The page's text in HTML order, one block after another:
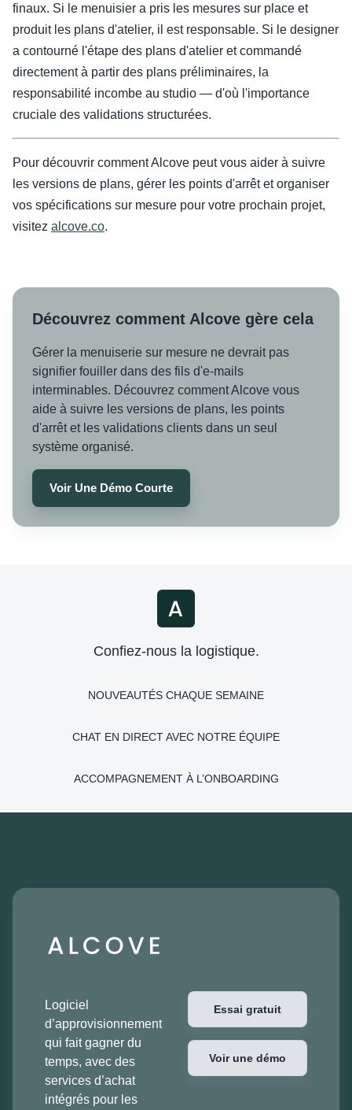
finaux. Si le menuisier a pris les mesures sur place et
produit les plans d'atelier, il est responsable. Si le designer
a contourné l'étape des plans d'atelier et commandé
directement à partir des plans préliminaires, la
responsabilité incombe au studio — d'où l'importance
cruciale des validations structurées.
Pour découvrir comment Alcove peut vous aider à suivre
les versions de plans, gérer les points d'arrêt et organiser
vos spécifications sur mesure pour votre prochain projet,
visitez alcove.co.
Découvrez comment Alcove gère cela
Gérer la menuiserie sur mesure ne devrait pas
signifier fouiller dans des fils d'e-mails
interminables. Découvrez comment Alcove vous
aide à suivre les versions de plans, les points
d'arrêt et les validations clients dans un seul
système organisé.
Voir Une Démo Courte
Confiez-nous la logistique.
NOUVEAUTÉS CHAQUE SEMAINE
CHAT EN DIRECT AVEC NOTRE ÉQUIPE
ACCOMPAGNEMENT À L’ONBOARDING
Logiciel
d’approvisionnement
qui fait gagner du
temps, avec des
services d’achat
intégrés pour les
Essai gratuit
Voir une démo